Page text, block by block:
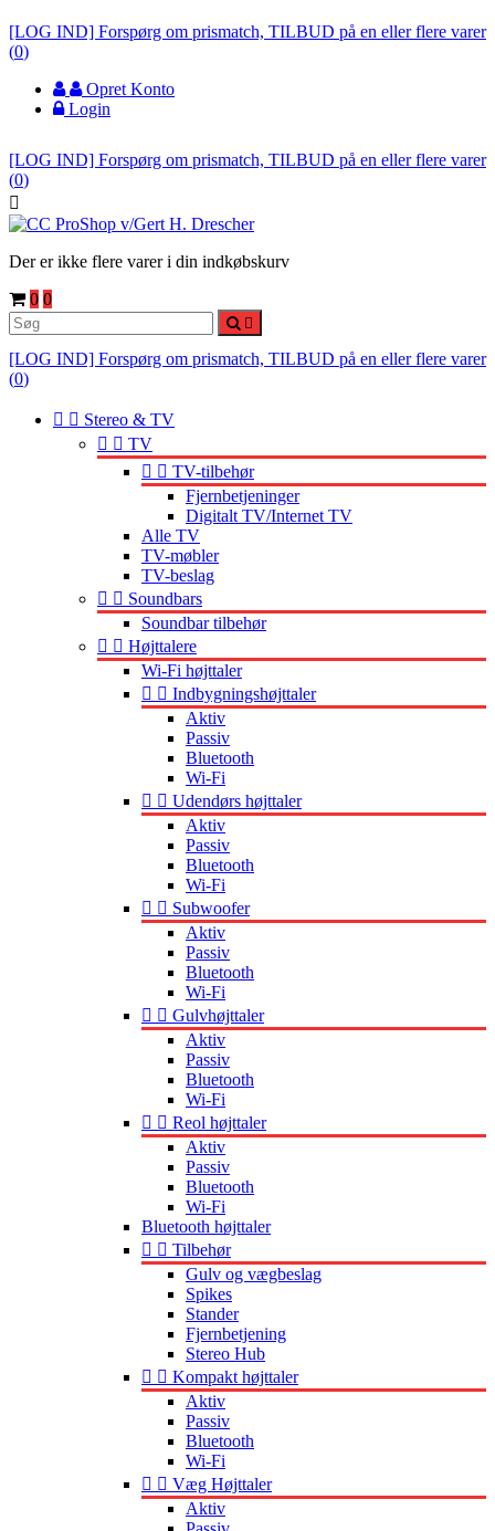
[LOG IND] Forspørg om prismatch, TILBUD på en eller flere varer
(0)
Opret Konto
Login
[LOG IND] Forspørg om prismatch, TILBUD på en eller flere varer
(0)

Der er ikke flere varer i din indkøbskurv
0 0

[LOG IND] Forspørg om prismatch, TILBUD på en eller flere varer
(0)
  Stereo & TV
  TV
  TV-tilbehør
Fjernbetjeninger
Digitalt TV/Internet TV
Alle TV
TV-møbler
TV-beslag
  Soundbars
Soundbar tilbehør
  Højttalere
Wi-Fi højttaler
  Indbygningshøjttaler
Aktiv
Passiv
Bluetooth
Wi-Fi
  Udendørs højttaler
Aktiv
Passiv
Bluetooth
Wi-Fi
  Subwoofer
Aktiv
Passiv
Bluetooth
Wi-Fi
  Gulvhøjttaler
Aktiv
Passiv
Bluetooth
Wi-Fi
  Reol højttaler
Aktiv
Passiv
Bluetooth
Wi-Fi
Bluetooth højttaler
  Tilbehør
Gulv og vægbeslag
Spikes
Stander
Fjernbetjening
Stereo Hub
  Kompakt højttaler
Aktiv
Passiv
Bluetooth
Wi-Fi
  Væg Højttaler
Aktiv